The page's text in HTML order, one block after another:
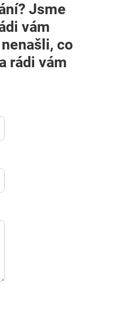
Jsme
vám
co
rádi vám